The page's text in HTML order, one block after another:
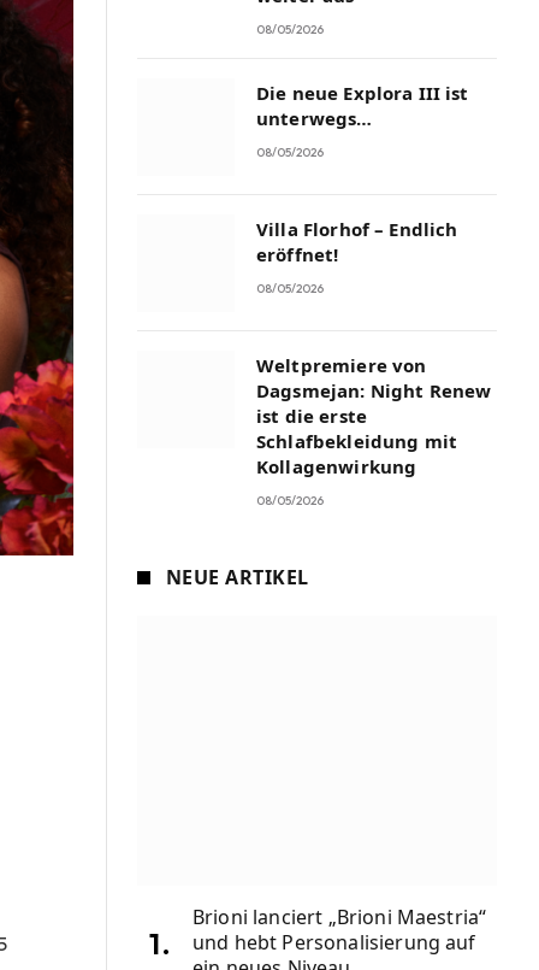
08/05/2026
Die neue Explora III ist
unterwegs…
08/05/2026
Villa Florhof – Endlich
eröffnet!
08/05/2026
Weltpremiere von
Dagsmejan: Night Renew
ist die erste
Schlafbekleidung mit
Kollagenwirkung
08/05/2026
NEUE ARTIKEL
Brioni lanciert „Brioni Maestria“
und hebt Personalisierung auf